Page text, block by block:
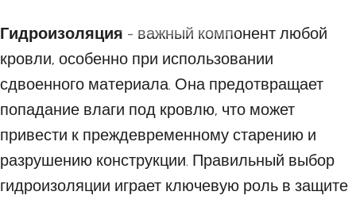
Гидроизоляция - важный компонент любой
кровли, особенно при использовании
сдвоенного материала. Она предотвращает
попадание влаги под кровлю, что может
привести к преждевременному старению и
разрушению конструкции. Правильный выбор
гидроизоляции играет ключевую роль в защите